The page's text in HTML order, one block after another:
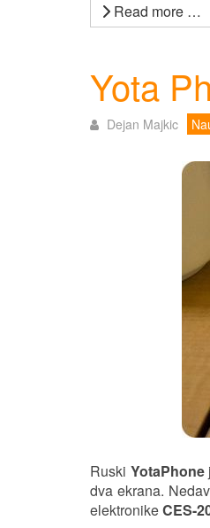
Read more …
Yota
Dejan Majkic
Ruski YotaPhone
dva ekrana.
elektronikeCES-